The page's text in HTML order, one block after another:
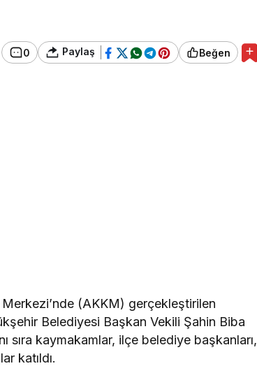
0 Paylaş Beğen
(AKKM) gerçekleştirilen
Belediyesi Başkan Vekili Şahin Biba
sıra kaymakamlar, ilçe belediye başkanları,
katıldı.